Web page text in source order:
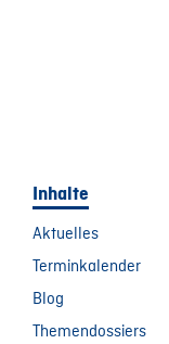
Inhalte
Aktuelles
Terminkalender
Blog
Themendossiers